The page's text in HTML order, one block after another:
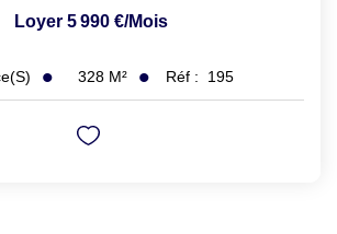
Loyer 5 990 €/mois
328 M² Réf : 195